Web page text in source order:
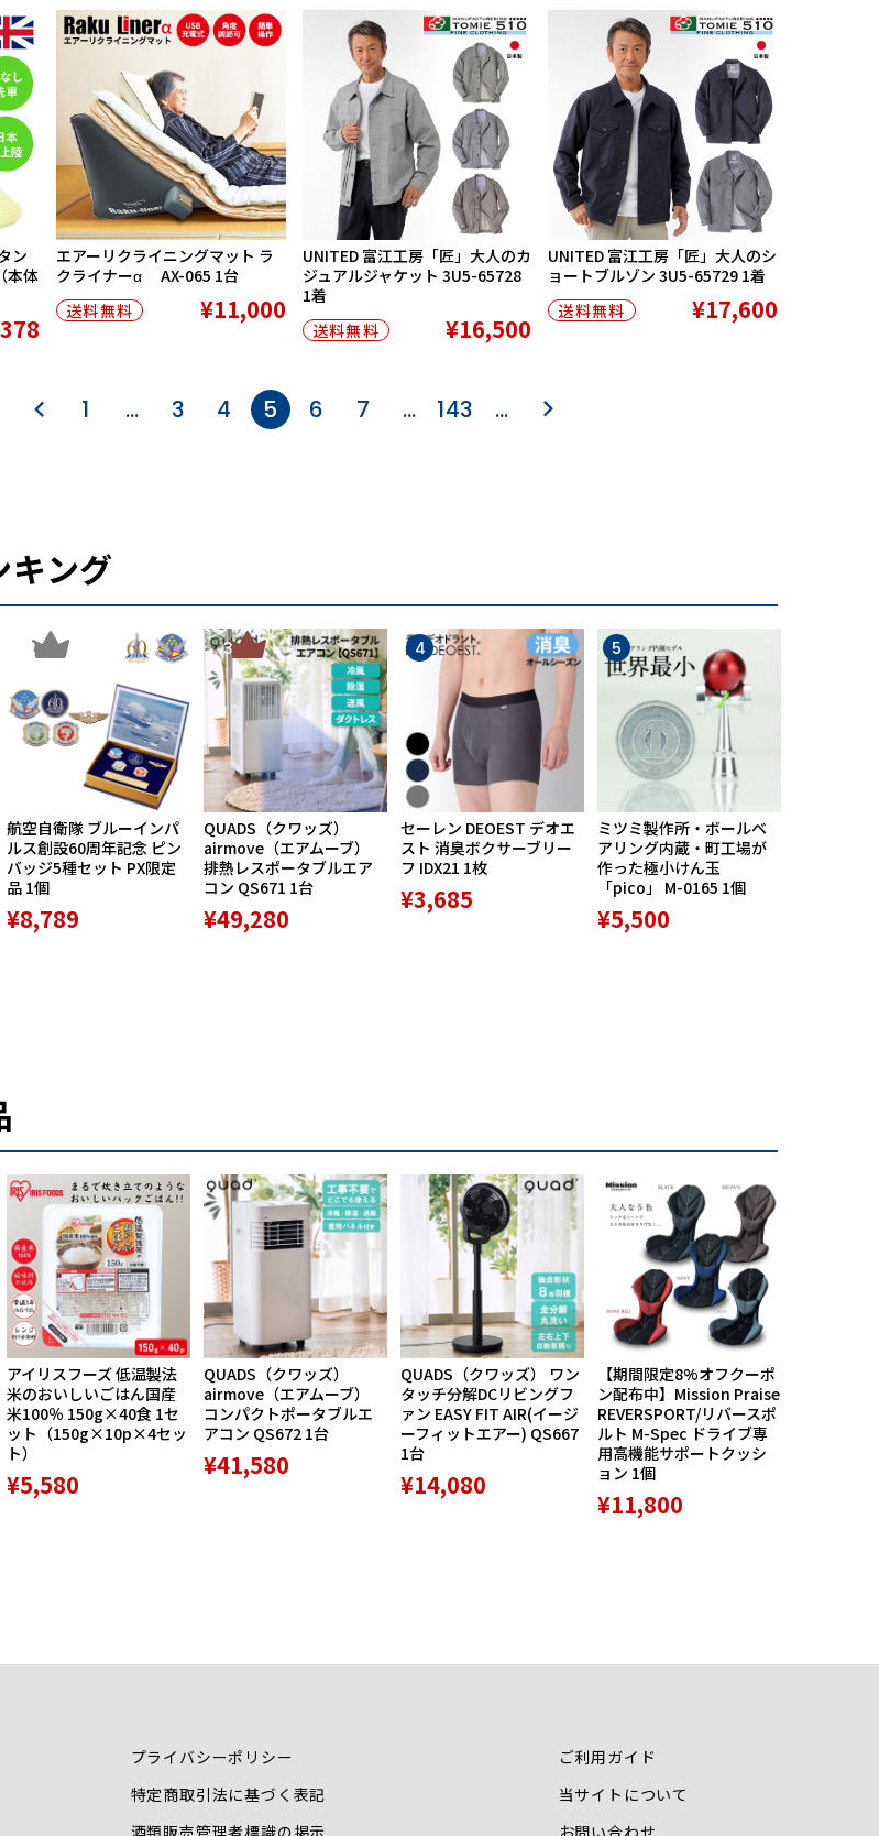
ン
本体
エアーリクライニングマット ラ
クライナーα AX-065 1台
送料無料
¥11,000
UNITED 富江工房「匠」大人のカ
ジュアルジャケット 3U5-65728
1着
送料無料
¥16,500
UNITED 富江工房「匠」大人のシ
ョートブルゾン 3U5-65729 1着
送料無料
¥17,600
1 … 3 4 5 6 7 … 143 …
キング
2
航空自衛隊 ブルーインパ
ルス創設60周年記念 ピン
バッジ5種セット PX限定
品 1個
¥8,789
3
QUADS（クワッズ）
airmove（エアムーブ）
排熱レスポータブルエア
コン QS671 1台
¥49,280
4
セーレン DEOEST デオエ
スト 消臭ボクサーブリー
フ IDX21 1枚
¥3,685
5
ミツミ製作所・ボールベ
アリング内蔵・町工場が
作った極小けん玉
「pico」 M-0165 1個
¥5,500
アイリスフーズ 低温製法
米のおいしいごはん国産
米100％ 150g×40食 1セ
ット（150g×10p×4セッ
ト）
¥5,580
QUADS（クワッズ）
airmove（エアムーブ）
コンパクトポータブルエ
アコン QS672 1台
¥41,580
QUADS（クワッズ） ワン
タッチ分解DCリビングフ
ァン EASY FIT AIR(イージ
ーフィットエアー) QS667
1台
¥14,080
【期間限定8%オフクーポ
ン配布中】Mission Praise
REVERSPORT/リバースポ
ルト M-Spec ドライブ専
用高機能サポートクッシ
ョン 1個
¥11,800
プライバシーポリシー
特定商取引法に基づく表記
酒類販売管理者標識の掲示
ご利用ガイド
当サイトについて
お問い合わせ